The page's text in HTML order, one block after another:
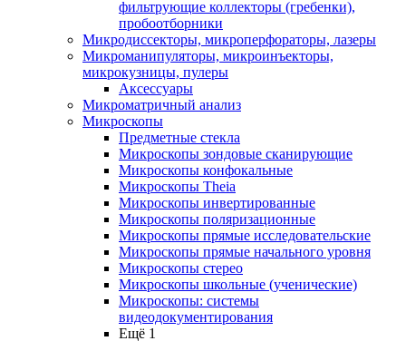
фильтрующие коллекторы (гребенки),
пробоотборники
Микродиссекторы, микроперфораторы, лазеры
Микроманипуляторы, микроинъекторы,
микрокузницы, пулеры
Аксессуары
Микроматричный анализ
Микроскопы
Предметные стекла
Микроскопы зондовые сканирующие
Микроскопы конфокальные
Микроскопы Theia
Микроскопы инвертированные
Микроскопы поляризационные
Микроскопы прямые исследовательские
Микроскопы прямые начального уровня
Микроскопы стерео
Микроскопы школьные (ученические)
Микроскопы: системы
видеодокументирования
Ещё 1